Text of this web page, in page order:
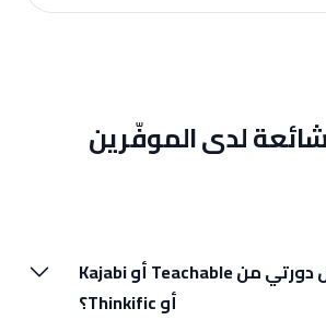
لدى الموفّرين
هل أستطيع نقل دورتي من Teachable أو Kajabi
أو Thinkific؟